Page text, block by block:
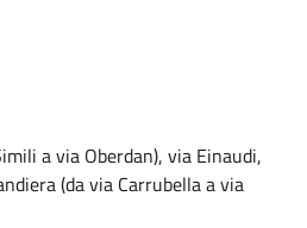
a via Oberdan), via Einaudi,
(da via Carrubella a via